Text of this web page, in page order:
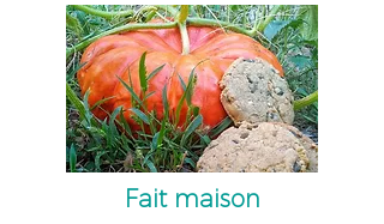
Fait maison